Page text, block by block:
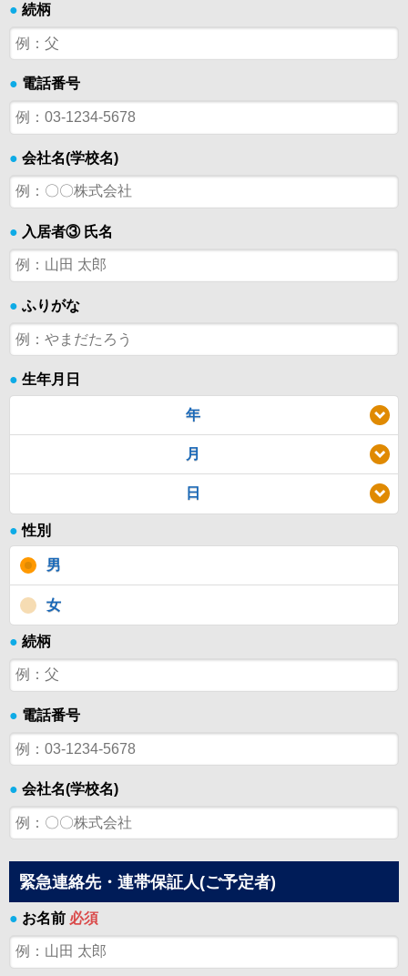
● 続柄
● 電話番号
● 会社名(学校名)
● 入居者③ 氏名
● ふりがな
● 生年月日
年
月
日
● 性別
男
女
● 続柄
● 電話番号
● 会社名(学校名)
緊急連絡先・連帯保証人(ご予定者)
● お名前 必須